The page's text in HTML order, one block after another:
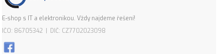
E-shop s IT a elektronikou. Vždy najdeme řešení!
IČO: 86705342 | DIČ: CZ7702023098